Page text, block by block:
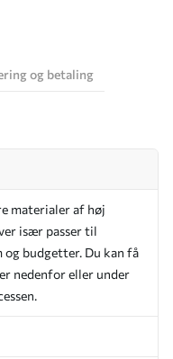
og betaling
materialer af høj
især passer til
budgetter. Du kan få
nedenfor eller under